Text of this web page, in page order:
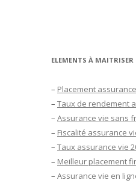
ELEMENTS À MAITRISER
– Placement
– Taux de rendement
– Assurance vie sans
– Fiscalité assurance
– Taux assurance vie
– Meilleur placement
– Assurance vie en